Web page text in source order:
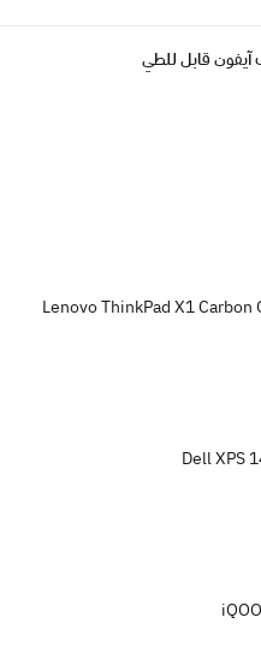
قابل للطي
Lenovo ThinkPad X1 Carbon
Dell XPS